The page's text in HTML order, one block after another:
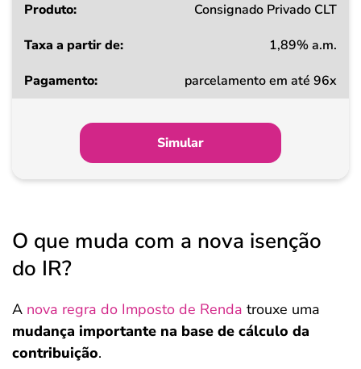
Consignado Privado CLT
1,89% a.m.
parcelamento em até 96x
Simular
O que muda com a nova isenção
do IR?
A nova regra do Imposto de Renda trouxe uma
mudança importante na base de cálculo da
contribuição.